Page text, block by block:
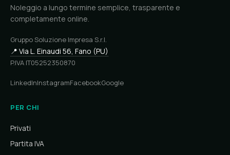
Noleggio a lungo termine semplice, trasparente e
completamente online.
Gruppo Soluzione Impresa S.r.l.
📍 Via L. Einaudi 56, Fano (PU)
P.IVA IT05252350870
LinkedInInstagramFacebookGoogle
PER CHI
Privati
Partita IVA